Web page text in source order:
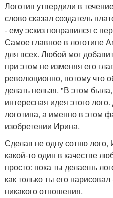
Логотип утвердили в
слово сказал создатель
- ему эскиз понравился с
Самое главное в логотипе
для всех. Любой мог
при этом не изменяя его
революционно, потому что
делать нельзя. "В этом
интересная идея этого
логотипа, а именно в этом
изобретении Ирина.
Сделав не одну сотню
какой-то один в качестве
просто: пока ты делаешь
как только ты его
никакого отношения.